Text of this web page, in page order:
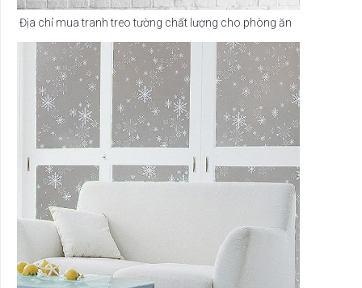
Địa chỉ mua tranh treo tường chất lượng cho phòng ăn